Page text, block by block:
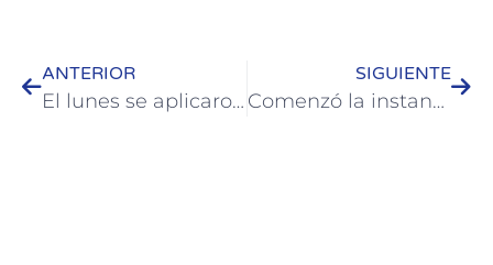
ANTERIOR
El lunes se aplicaron 430 dosis contra Covid-19 en el CIC de El Ombú
SIGUIENTE
Comenzó la instancia práctica de la capacitación en albañilería